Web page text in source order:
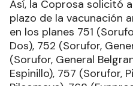
Así, la Coprosa solicitó
plazo de la vacunación
en los planes 751
Dos), 752 (Sorufor,
(Sorufor, General
Espinillo), 757 (Sorufor,